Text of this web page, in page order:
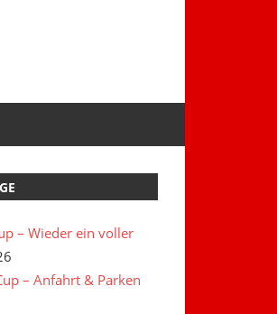
– Wieder ein voller
– Anfahrt & Parken